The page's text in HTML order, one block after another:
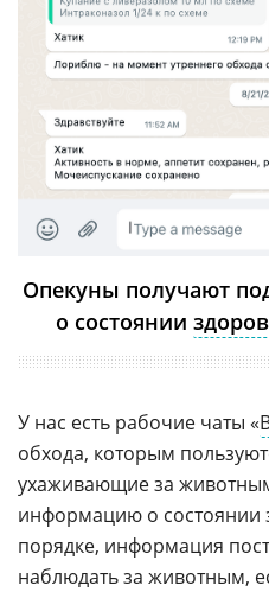
Опекуны получают
о состоянии
У нас есть рабочие чаты «
обхода, которым
ухаживающие за
информацию о состоянии
порядке, информация
наблюдать за животным,